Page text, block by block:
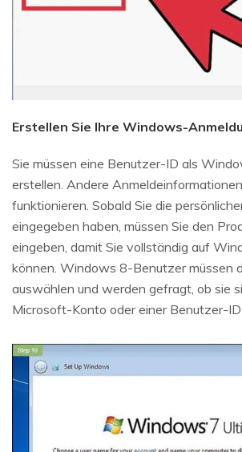
Erstellen Sie Ihre Windows-
Sie müssen eine Benutzer-ID als
erstellen. Andere
funktionieren. Sobald Sie die
eingegeben haben, müssen Sie den
eingeben, damit Sie vollständig auf
können. Windows 8-Benutzer müssen
auswählen und werden gefragt, ob sie
Microsoft-Konto oder einer Benutzer-ID